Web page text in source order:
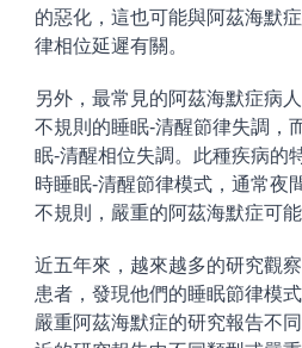
的惡化，這也可能與阿茲海默
律相位延遲有關。
另外，最常見的阿茲海默症病
不規則的睡眠-清醒節律失調，
眠-清醒相位失調。此種疾病的
時睡眠-清醒節律模式，通常夜
不規則，嚴重的阿茲海默症可
近五年來，越來越多的研究觀
患者，發現他們的睡眠節律模
嚴重阿茲海默症的研究報告不